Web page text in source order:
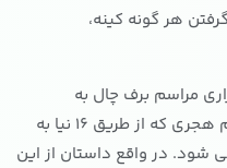
هر گونه کینه،
مراسم برف چال به
سیدحسن ولی، عارف و زاهد قرن نهم هجری که از طریق 16 نیا به
در واقع داستان از این